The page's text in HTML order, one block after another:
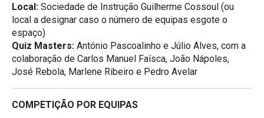
Local: Sociedade de Instrução Guilherme Cossoul (ou
local a designar caso o número de equipas esgote o
espaço)
Quiz Masters: António Pascoalinho e Júlio Alves, com a
colaboração de Carlos Manuel Faísca, João Nápoles,
José Rebola, Marlene Ribeiro e Pedro Avelar
COMPETIÇÃO POR EQUIPAS